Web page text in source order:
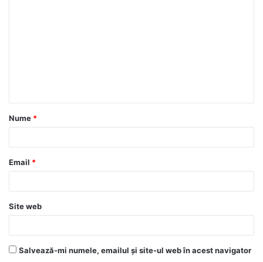
Nume *
Email *
Site web
Salvează-mi numele, emailul și site-ul web în acest navigator